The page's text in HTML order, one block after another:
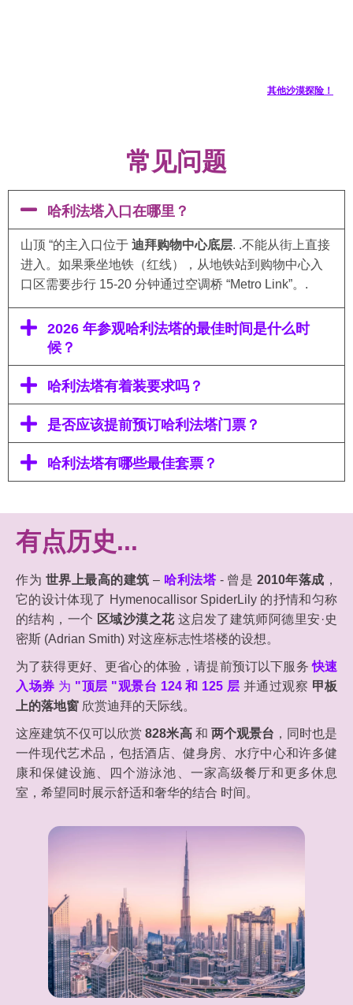
其他沙漠探险！
常见问题
哈利法塔入口在哪里？
山顶 “的主入口位于 迪拜购物中心底层. .不能从街上直接
进入。如果乘坐地铁（红线），从地铁站到购物中心入
口区需要步行 15-20 分钟通过空调桥 “Metro Link”。.
2026 年参观哈利法塔的最佳时间是什么时
候？
哈利法塔有着装要求吗？
是否应该提前预订哈利法塔门票？
哈利法塔有哪些最佳套票？
有点历史...
作为 世界上最高的建筑 – 哈利法塔- 曾是 2010年落成 ，
它的设计体现了 Hymenocallisor SpiderLily 的抒情和匀称
的结构，一个 区域沙漠之花这启发了建筑师阿德里安·史
密斯 (Adrian Smith) 对这座标志性塔楼的设想。
为了获得更好、更省心的体验，请提前预订以下服务快速
入场券 为 "顶层 "观景台 124 和 125 层 并通过观察 甲板
上的落地窗 欣赏迪拜的天际线。
这座建筑不仅可以欣赏828米高和 两个观景台 ，同时也是
一件现代艺术品，包括酒店、健身房、水疗中心和许多健
康和保健设施、四个游泳池、一家高级餐厅和更多休息
室，希望同时展示舒适和奢华的结合 时间。